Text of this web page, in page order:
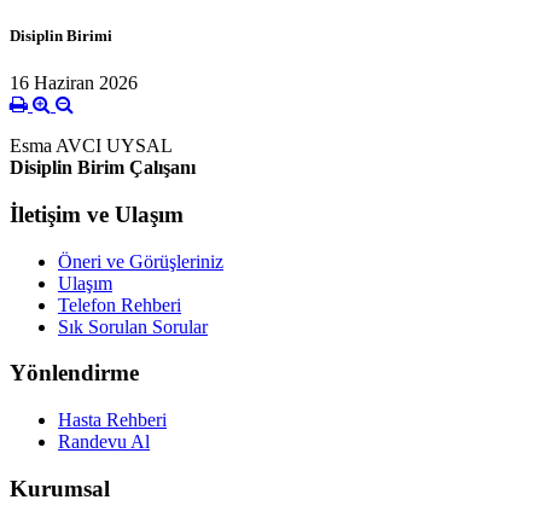
Disiplin Birimi
16 Haziran 2026
Esma AVCI UYSAL
Disiplin Birim Çalışanı
İletişim ve Ulaşım
Öneri ve Görüşleriniz
Ulaşım
Telefon Rehberi
Sık Sorulan Sorular
Yönlendirme
Hasta Rehberi
Randevu Al
Kurumsal